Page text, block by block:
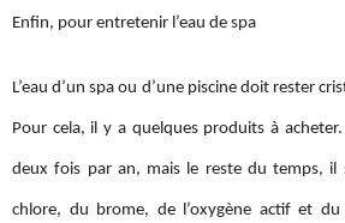
Enfin, pour entretenir l’eau de spa
L’eau d’un spa ou d’une piscine doit rester
Pour cela, il y a quelques produits à
deux fois par an, mais le reste du temps, il
chlore, du brome, de l’oxygène actif et du